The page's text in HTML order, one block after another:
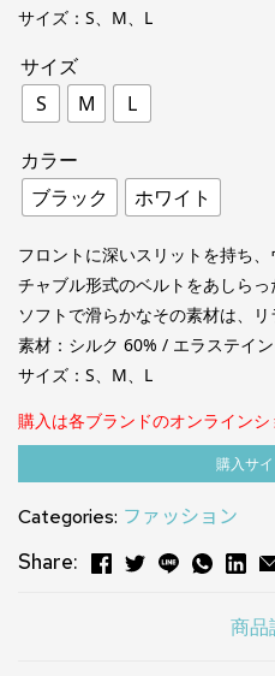
サイズ：S、M、L
サイズ
S
M L
カラー
ブラック
ホワイト
フロントに深いスリットを持ち
チャブル形式のベルトをあしらっ
ソフトで滑らかなその素材は、リ
素材：シルク 60% / エラステイ
サイズ：S、M、L
購入は各ブランドのオンライン
購⼊サ
Categories: ファッション
Share:
商品